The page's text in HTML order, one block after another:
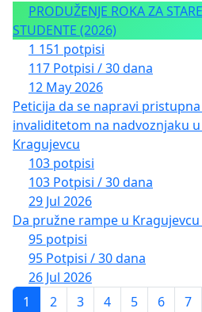
PRODUŽENJE ROKA ZA
STUDENTE (2026)
1 151 potpisi
117 Potpisi / 30 dana
12 May 2026
Peticija da se napravi
invaliditetom na nadvoznjaku
Kragujevcu
103 potpisi
103 Potpisi / 30 dana
29 Jul 2026
Da pružne rampe u
95 potpisi
95 Potpisi / 30 dana
26 Jul 2026
1
2 3 4 5 6 7